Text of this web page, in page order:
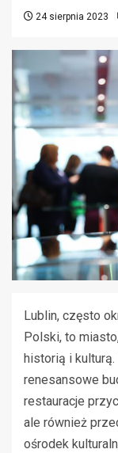
24 sierpnia 2023
Lublin, często
Polski, to
historią i
renesansowe
restauracje
ale również
ośrodek